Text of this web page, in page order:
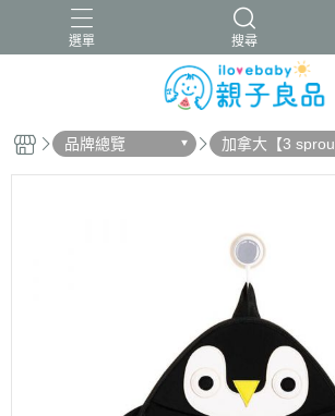
選單 搜尋
16吋腳踏車 ergobaby配件 寬口奶瓶
品牌總覽
加拿大【3 sprout
s】